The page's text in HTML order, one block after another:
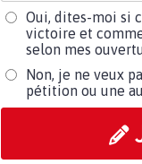
Oui, dites-moi si
victoire et
selon mes
Non, je ne veux
pétition ou une